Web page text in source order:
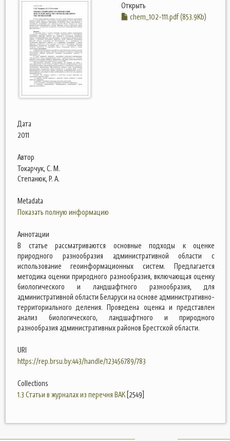
Открыть
chem_102-111.pdf (853.9Kb)
Дата
2011
Автор
Токарчук, С. М.
Степанюк, Р. А.
Metadata
Показать полную информацию
Аннотации
В статье рассматриваются основные подходы к оценке
природного разнообразия административной области с
использование геоинформационных систем. Предлагается
методика оценки природного разнообразия, включающая оценку
биологического и ландшафтного разнообразия, для
административной области Беларуси на основе административно-
территориального деления. Проведена оценка и представлен
анализ биологического, ландшафтного и природного
разнообразия административных районов Брестской области.
URI
https://rep.brsu.by:443/handle/123456789/783
Collections
1.3 Статьи в журналах из перечня ВАК [2549]